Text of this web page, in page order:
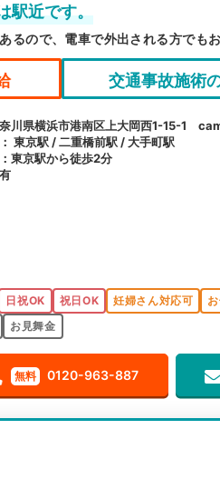
駅近です。
るので、電車で外出される方でも
交通事故施術
川県横浜市港南区上大岡西1-15-1
東京駅 / 二重橋前駅 / 大手町駅
東京駅から徒歩2分
日祝OK 祝日OK 妊婦さん対応可
お見舞金
無料 0120-963-887